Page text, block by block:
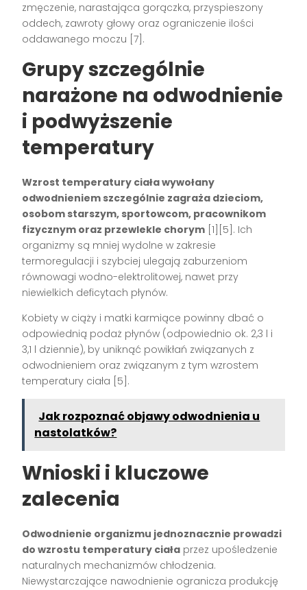
zmęczenie, narastająca gorączka, przyspieszony
oddech, zawroty głowy oraz ograniczenie ilości
oddawanego moczu [7] .
Grupy szczególnie
narażone na odwodnienie
i podwyższenie
temperatury
Wzrost temperatury ciała wywołany
odwodnieniem szczególnie zagraża dzieciom,
osobom starszym, sportowcom, pracownikom
fizycznym oraz przewlekle chorym [1][5] . Ich
organizmy są mniej wydolne w zakresie
termoregulacji i szybciej ulegają zaburzeniom
równowagi wodno-elektrolitowej, nawet przy
niewielkich deficytach płynów.
Kobiety w ciąży i matki karmiące powinny dbać o
odpowiednią podaż płynów (odpowiednio ok. 2,3 l i
3,1 l dziennie), by uniknąć powikłań związanych z
odwodnieniem oraz związanym z tym wzrostem
temperatury ciała [5] .
Jak rozpoznać objawy odwodnienia u
nastolatków?
Wnioski i kluczowe
zalecenia
Odwodnienie organizmu jednoznacznie prowadzi
do wzrostu temperatury ciała przez upośledzenie
naturalnych mechanizmów chłodzenia.
Niewystarczające nawodnienie ogranicza produkcję